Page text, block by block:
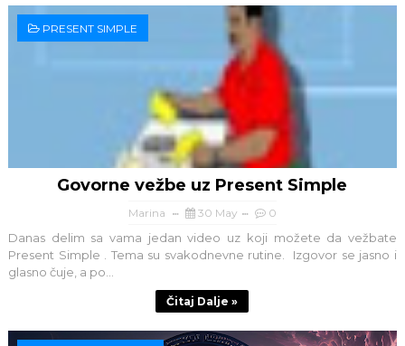
PRESENT SIMPLE
Govorne vežbe uz Present Simple
Marina 30 May 0
Danas delim sa vama jedan video uz koji možete da vežbate
Present Simple . Tema su svakodnevne rutine. Izgovor se jasno i
glasno čuje, a po...
Čitaj Dalje »